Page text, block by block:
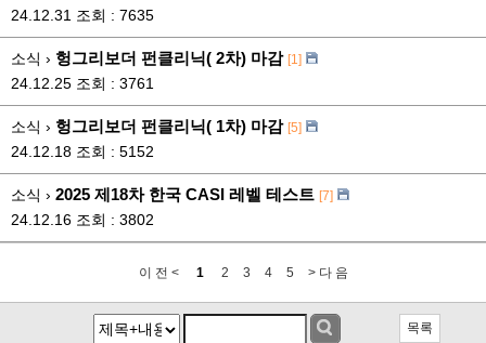
24.12.31 조회 : 7635
소식 › 헝그리보더 펀클리닉( 2차) 마감 [1]
24.12.25 조회 : 3761
소식 › 헝그리보더 펀클리닉( 1차) 마감 [5]
24.12.18 조회 : 5152
소식 › 2025 제18차 한국 CASI 레벨 테스트 [7]
24.12.16 조회 : 3802
이 전 < 1 2 3 4 5 > 다 음
목록